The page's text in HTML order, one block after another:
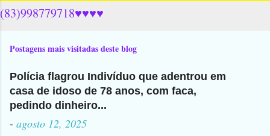
(83)998779718♥♥♥♥
Postagens mais visitadas deste blog
Polícia flagrou Indivíduo que adentrou em
casa de idoso de 78 anos, com faca,
pedindo dinheiro...
- agosto 12, 2025